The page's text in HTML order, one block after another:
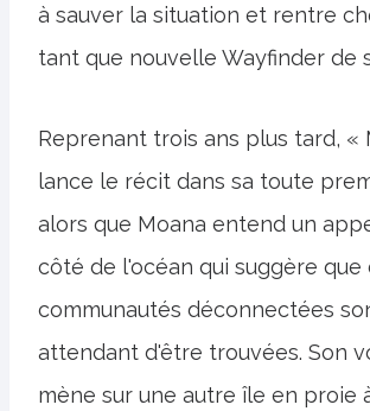
à sauver la situation et rentre
tant que nouvelle Wayfinder de
Reprenant trois ans plus tard, «
lance le récit dans sa toute
alors que Moana entend un
côté de l'océan qui suggère que
communautés déconnectées
attendant d'être trouvées. Son
mène sur une autre île en proie